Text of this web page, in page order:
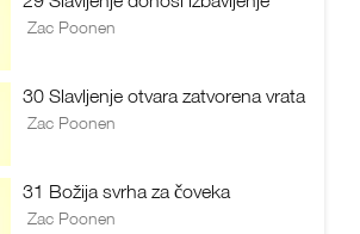
Zac Poonen
30 Slavljenje otvara zatvorena vrata
Zac Poonen
31 Božija svrha za čoveka
Zac Poonen